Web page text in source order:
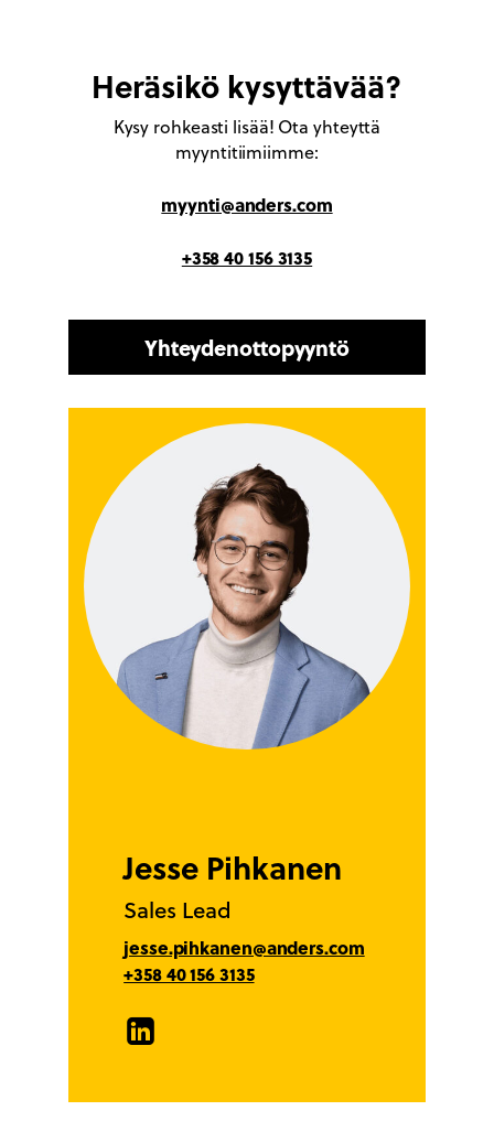
Heräsikö kysyttävää?
Kysy rohkeasti lisää! Ota yhteyttä
myyntitiimiimme:
myynti@anders.com
+358 40 156 3135
Yhteydenottopyyntö
Jesse Pihkanen
Sales Lead
jesse.pihkanen@anders.com
+358 40 156 3135
LinkedIn